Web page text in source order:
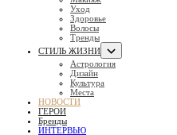
Уход
Здоровье
Волосы
Тренды
СТИЛЬ ЖИЗНИ
Астрология
Дизайн
Культура
Места
НОВОСТИ
ГЕРОИ
Бренды
ИНТЕРВЬЮ